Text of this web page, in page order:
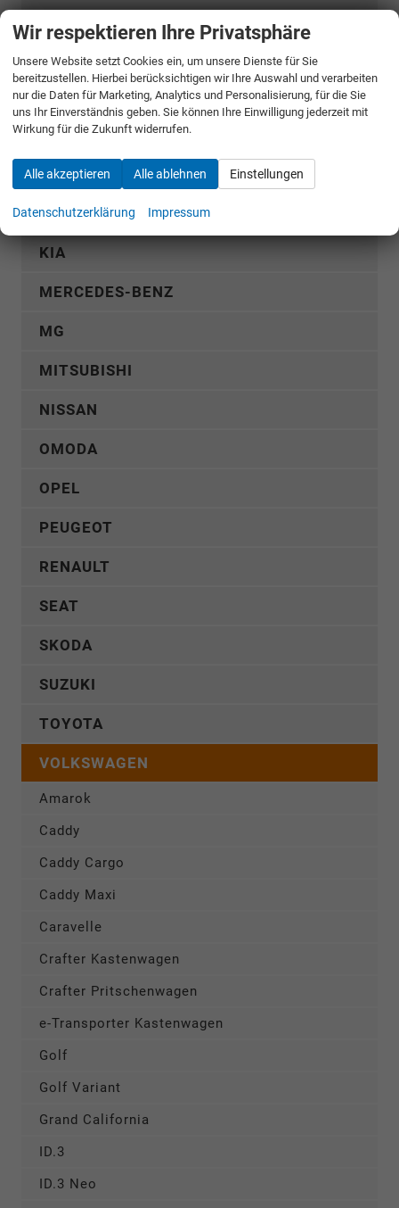
FIAT
FORD
GWM
HYUNDAI
KGM
KIA
MERCEDES-BENZ
MG
MITSUBISHI
NISSAN
OMODA
OPEL
PEUGEOT
RENAULT
SEAT
SKODA
SUZUKI
TOYOTA
VOLKSWAGEN
Amarok
Caddy
Caddy Cargo
Caddy Maxi
Caravelle
Crafter Kastenwagen
Crafter Pritschenwagen
e-Transporter Kastenwagen
Golf
Golf Variant
Grand California
ID.3
ID.3 Neo
Wir respektieren Ihre Privatsphäre
Unsere Website setzt Cookies ein, um unsere Dienste für Sie
bereitzustellen. Hierbei berücksichtigen wir Ihre Auswahl und verarbeiten
nur die Daten für Marketing, Analytics und Personalisierung, für die Sie
uns Ihr Einverständnis geben. Sie können Ihre Einwilligung jederzeit mit
Wirkung für die Zukunft widerrufen.
Alle akzeptieren Alle ablehnen Einstellungen
Datenschutzerklärung Impressum